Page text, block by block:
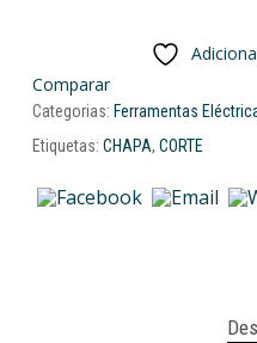
Comparar
Categorias: Ferramentas
Etiquetas: CHAPA, CORTE